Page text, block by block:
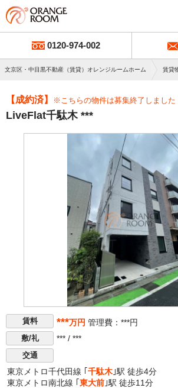
0120-974-002
文京区・中目黒不動産（賃貸）オレンジルームホーム 賃貸
【成約済】 ※こちらの物件は募集終了しました
LiveFlat千駄木 ***
賃料 ***万円 管理費：***円
敷/礼 *** / ***
交通
東京メトロ千代田線 ｢ 千駄木 ｣駅 徒歩4分
東京メトロ南北線 ｢ 東大前 ｣駅 徒歩11分